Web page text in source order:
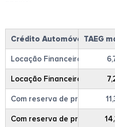
Crédito AutomóvelTAEG
Locação Financeira ou ALD:
Locação Financeira ou ALD:
Com reserva de
Com reserva de